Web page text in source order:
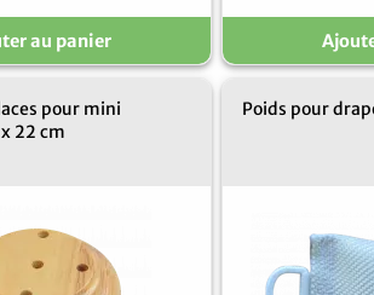
au panier
pour mini
22 cm
Poids pour